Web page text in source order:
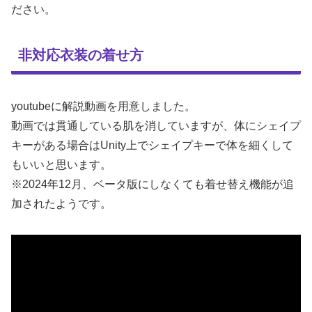
ださい。
非対応衣装の着せ方
youtubeに解説動画を用意しました。
動画では貫通している肌を消していますが、体にシェイプ
キーがある場合はUnity上でシェイプキーで体を細くして
もいいと思います。
※2024年12月、ベータ版にしなくても着せ替え機能が追
加されたようです。